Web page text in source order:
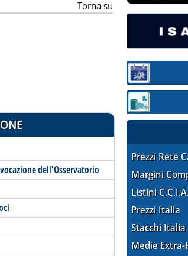
Torna su
dell'Osservatorio
Sezione:
Sezione:
Prezzi Rete
Margini
Listini
Prezzi Italia
Stacchi Italia
Medie Extra-